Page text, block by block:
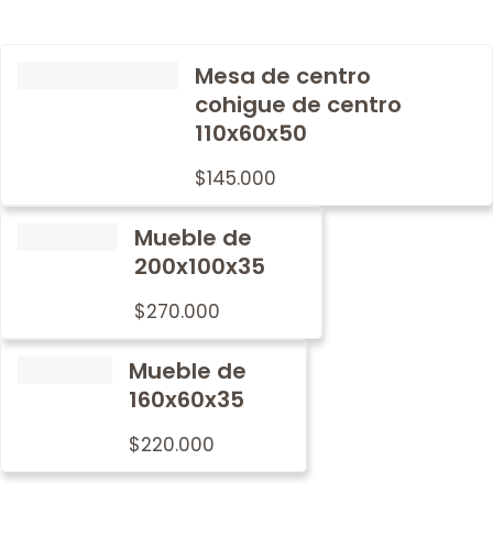
Mesa de centro
cohigue de centro
110x60x50
$145.000
Mueble de
200x100x35
$270.000
Mueble de
160x60x35
$220.000